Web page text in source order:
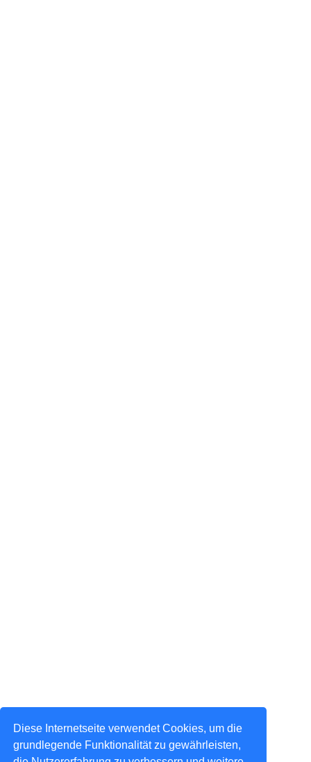
Diese Internetseite verwendet Cookies, um die
grundlegende Funktionalität zu gewährleisten,